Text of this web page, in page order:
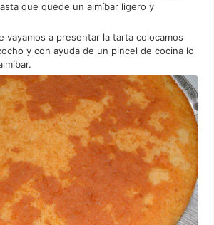
que quede un almíbar ligero y
vayamos a presentar la tarta colocamos
y con ayuda de un pincel de cocina lo